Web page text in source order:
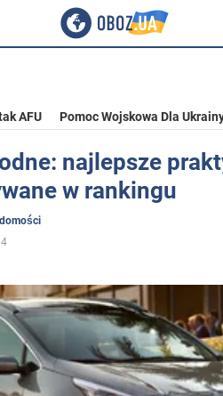
AFU Pomoc Wojskowa Dla
najlepsze
w rankingu
4